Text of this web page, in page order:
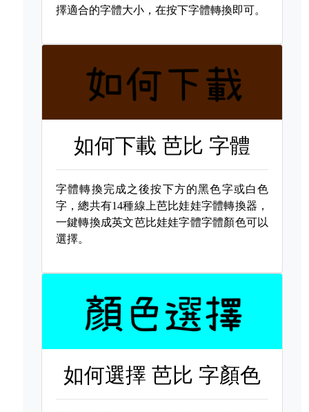
擇適合的字體大小，在按下字體轉換即可。
如何下載芭比 字體
字體轉換完成之後按下方的黑色字或白色
字，總共有14種線上芭比娃娃字體轉換器，
一鍵轉換成英文芭比娃娃字體字體顏色可以
選擇。
如何選擇芭比 字顏色